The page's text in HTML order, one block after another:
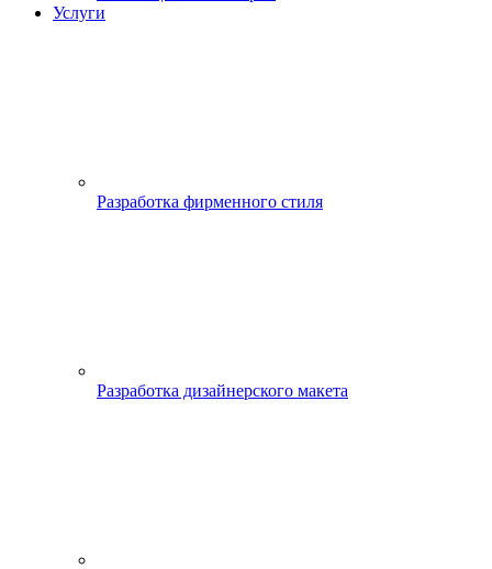
Услуги
Разработка фирменного стиля
Разработка дизайнерского макета